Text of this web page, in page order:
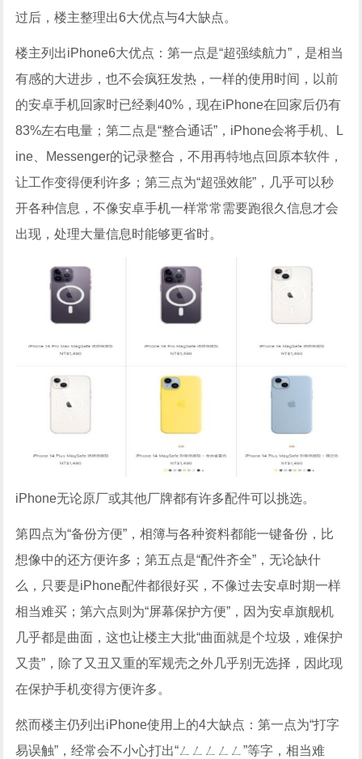
过后，楼主整理出6大优点与4大缺点。
楼主列出iPhone6大优点：第一点是“超强续航力”，是相当
有感的大进步，也不会疯狂发热，一样的使用时间，以前
的安卓手机回家时已经剩40%，现在iPhone在回家后仍有
83%左右电量；第二点是“整合通话”，iPhone会将手机、L
ine、Messenger的记录整合，不用再特地点回原本软件，
让工作变得便利许多；第三点为“超强效能”，几乎可以秒
开各种信息，不像安卓手机一样常常需要跑很久信息才会
出现，处理大量信息时能够更省时。
iPhone无论原厂或其他厂牌都有许多配件可以挑选。
第四点为“备份方便”，相簿与各种资料都能一键备份，比
想像中的还方便许多；第五点是“配件齐全”，无论缺什
么，只要是iPhone配件都很好买，不像过去安卓时期一样
相当难买；第六点则为“屏幕保护方便”，因为安卓旗舰机
几乎都是曲面，这也让楼主大批“曲面就是个垃圾，难保护
又贵”，除了又丑又重的军规壳之外几乎别无选择，因此现
在保护手机变得方便许多。
然而楼主仍列出iPhone使用上的4大缺点：第一点为“打字
易误触”，经常会不小心打出“ㄥㄥㄥㄥㄥ”等字，相当难